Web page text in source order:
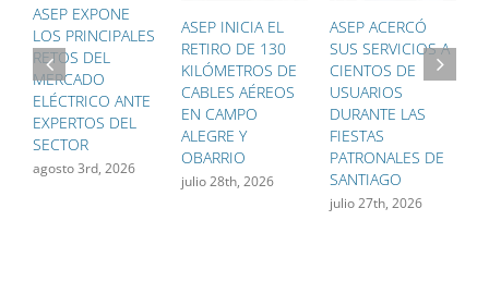
ASEP EXPONE
LOS PRINCIPALES
RETOS DEL
MERCADO
ELÉCTRICO ANTE
EXPERTOS DEL
SECTOR
agosto 3rd, 2026
ASEP INICIA EL
RETIRO DE 130
KILÓMETROS DE
CABLES AÉREOS
EN CAMPO
ALEGRE Y
OBARRIO
julio 28th, 2026
ASEP ACERCÓ
SUS SERVICIOS A
CIENTOS DE
USUARIOS
DURANTE LAS
FIESTAS
PATRONALES DE
SANTIAGO
julio 27th, 2026